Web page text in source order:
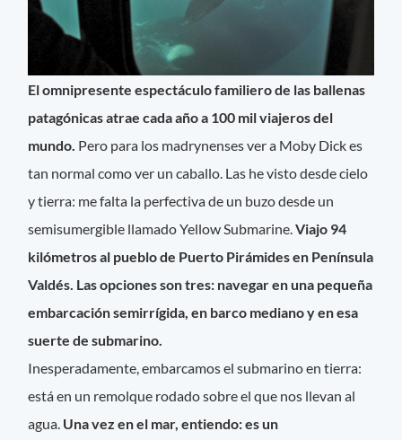
El omnipresente espectáculo familiero de las ballenas
patagónicas atrae cada año a 100 mil viajeros del
mundo. Pero para los madrynenses ver a Moby Dick es
tan normal como ver un caballo. Las he visto desde cielo
y tierra: me falta la perfectiva de un buzo desde un
semisumergible llamado Yellow Submarine.Viajo 94
kilómetros al pueblo de Puerto Pirámides en Península
Valdés. Las opciones son tres: navegar en una pequeña
embarcación semirrígida, en barco mediano y en esa
suerte de submarino.
Inesperadamente, embarcamos el submarino en tierra:
está en un remolque rodado sobre el que nos llevan al
agua. Una vez en el mar, entiendo: es un